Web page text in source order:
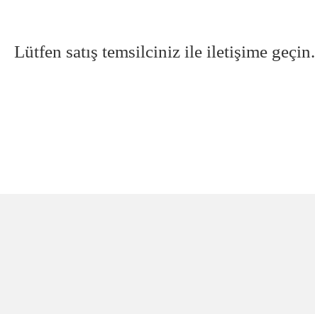
Lütfen satış temsilciniz ile iletişime geçin.